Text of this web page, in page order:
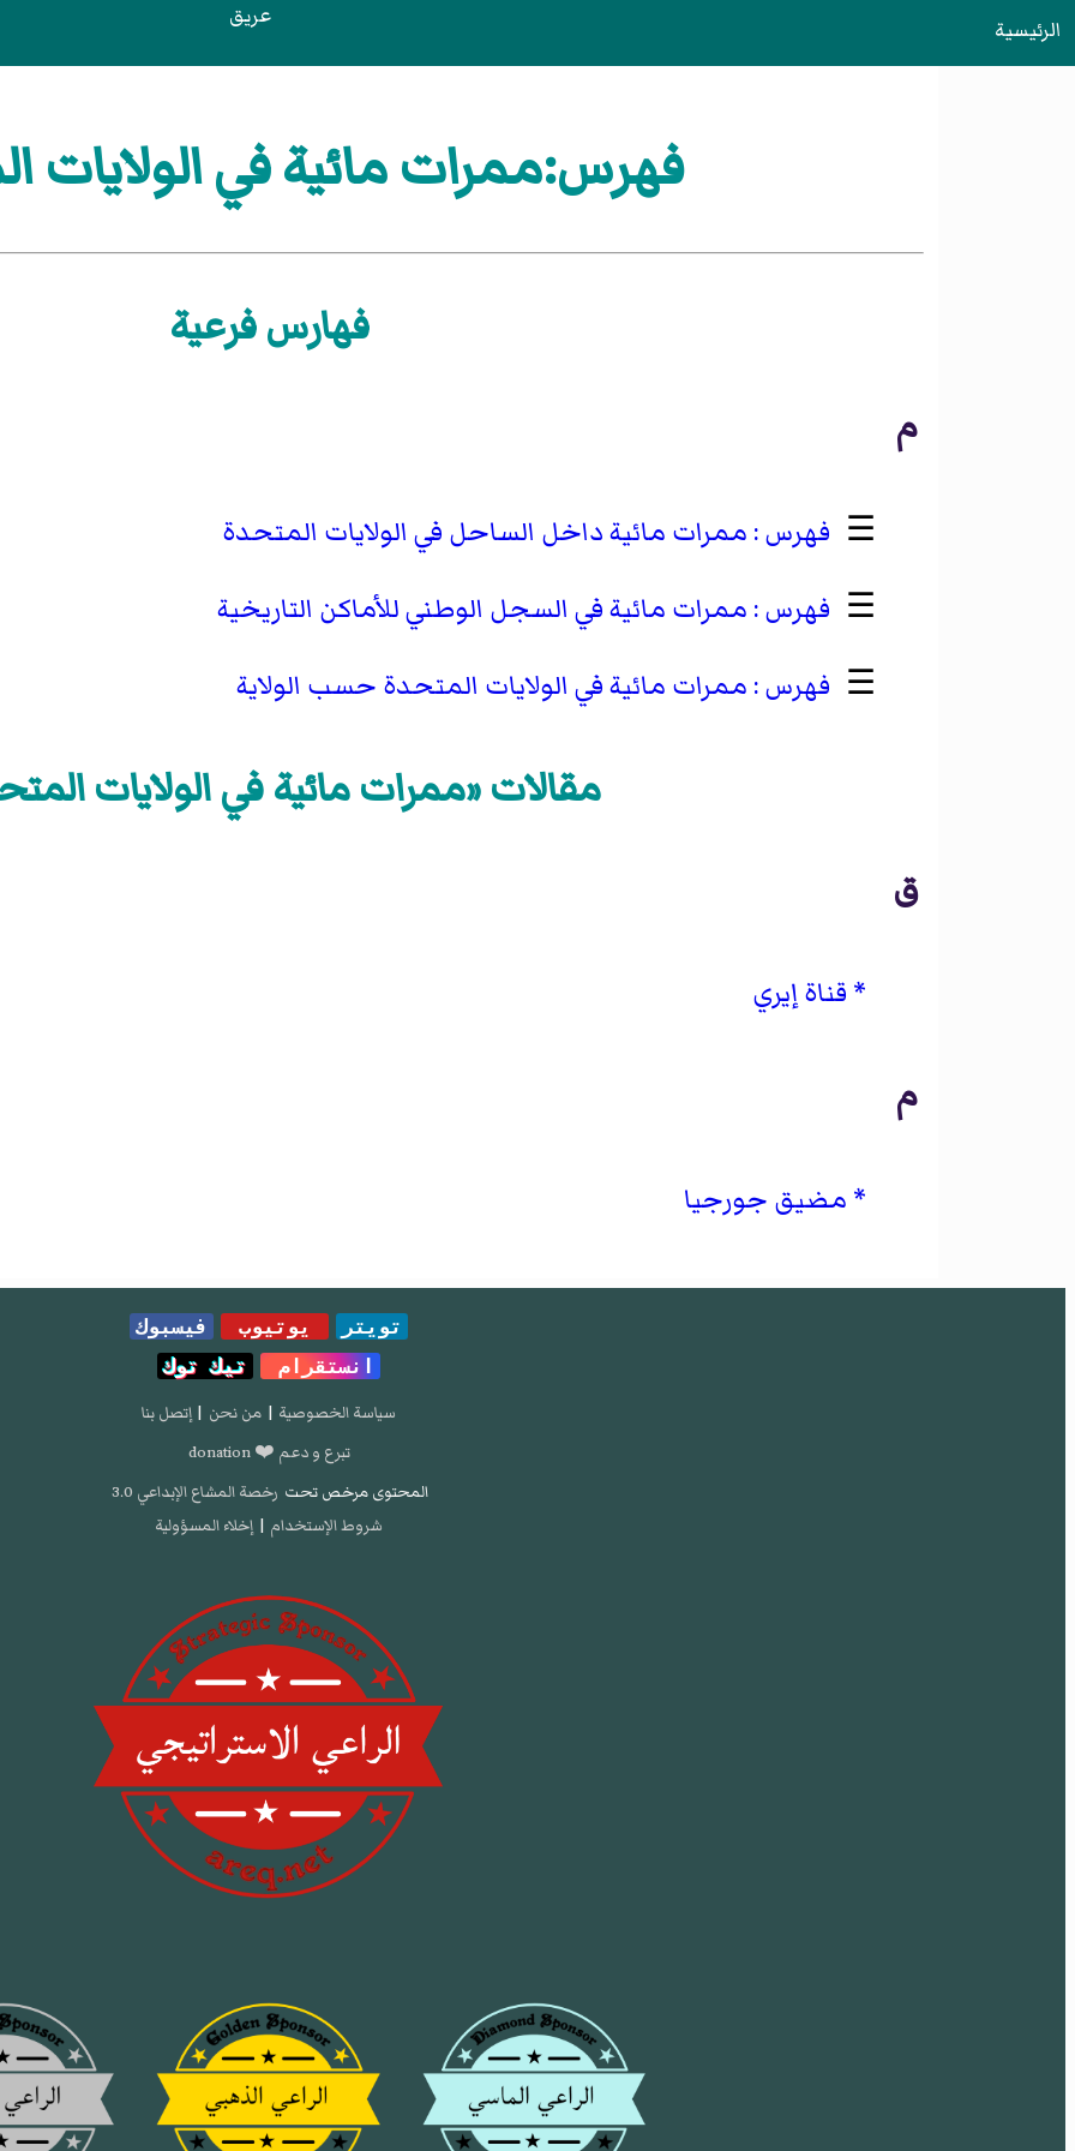
الرئيسية عريق
فهرس:ممرات مائية في الولايات
فهارس فرعية
م
☰
ممرات مائية داخل الساحل في الولايات المتحدة
☰
ممرات مائية في السجل الوطني للأماكن التاريخية
☰
ممرات مائية في الولايات المتحدة حسب الولاية
مقالات «ممرات مائية في الولايات
ق
قناة إيري
م
مضيق جورجيا
تويتر يوتيوب
فيسبوك
انستقرام
تيك توك
سياسة الخصوصية | من نحن | إتصل بنا
تبرع و دعم ❤️ donation
المحتوى مرخص تحت رخصة المشاع الإبداعي 3.0
شروط الإستخدام | إخلاء المسؤولية